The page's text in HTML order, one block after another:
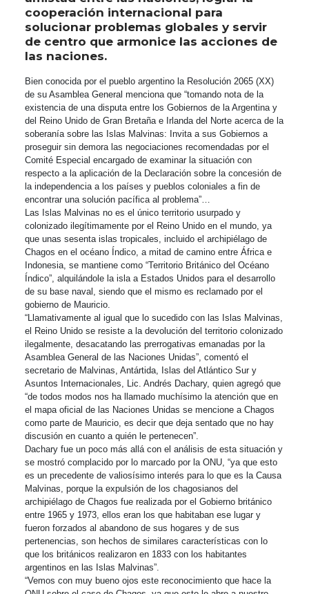
cooperación internacional para
solucionar problemas globales y servir
de centro que armonice las acciones de
las naciones.
Bien conocida por el pueblo argentino la Resolución 2065 (XX)
de su Asamblea General menciona que “tomando nota de la
existencia de una disputa entre los Gobiernos de la Argentina y
del Reino Unido de Gran Bretaña e Irlanda del Norte acerca de la
soberanía sobre las Islas Malvinas: Invita a sus Gobiernos a
proseguir sin demora las negociaciones recomendadas por el
Comité Especial encargado de examinar la situación con
respecto a la aplicación de la Declaración sobre la concesión de
la independencia a los países y pueblos coloniales a fin de
encontrar una solución pacífica al problema”…
Las Islas Malvinas no es el único territorio usurpado y
colonizado ilegítimamente por el Reino Unido en el mundo, ya
que unas sesenta islas tropicales, incluido el archipiélago de
Chagos en el océano Índico, a mitad de camino entre África e
Indonesia, se mantiene como “Territorio Británico del Océano
Índico”, alquilándole la isla a Estados Unidos para el desarrollo
de su base naval, siendo que el mismo es reclamado por el
gobierno de Mauricio.
“Llamativamente al igual que lo sucedido con las Islas Malvinas,
el Reino Unido se resiste a la devolución del territorio colonizado
ilegalmente, desacatando las prerrogativas emanadas por la
Asamblea General de las Naciones Unidas”, comentó el
secretario de Malvinas, Antártida, Islas del Atlántico Sur y
Asuntos Internacionales, Lic. Andrés Dachary, quien agregó que
“de todos modos nos ha llamado muchísimo la atención que en
el mapa oficial de las Naciones Unidas se mencione a Chagos
como parte de Mauricio, es decir que deja sentado que no hay
discusión en cuanto a quién le pertenecen”.
Dachary fue un poco más allá con el análisis de esta situación y
se mostró complacido por lo marcado por la ONU, “ya que esto
es un precedente de valiosísimo interés para lo que es la Causa
Malvinas, porque la expulsión de los chagosianos del
archipiélago de Chagos fue realizada por el Gobierno británico
entre 1965 y 1973, ellos eran los que habitaban ese lugar y
fueron forzados al abandono de sus hogares y de sus
pertenencias, son hechos de similares características con lo
que los británicos realizaron en 1833 con los habitantes
argentinos en las Islas Malvinas”.
“Vemos con muy bueno ojos este reconocimiento que hace la